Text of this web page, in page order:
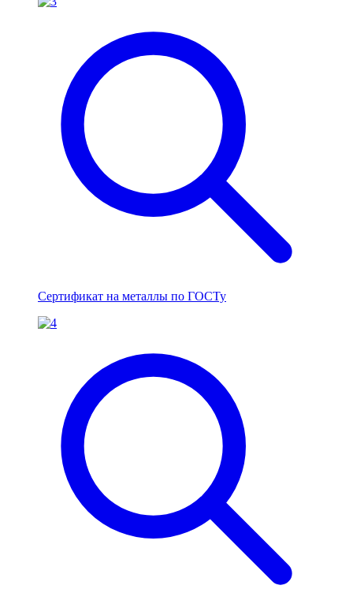
Сертификат на металлы по ГОСТу